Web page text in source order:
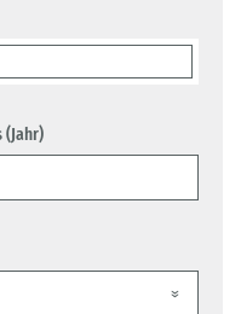
(Jahr)